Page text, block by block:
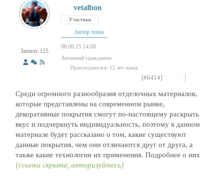
Записи: 125
vetalbon
Участник
Автор темы
08.06.15 14:08
Активный гражданин
Присоединился: 12 лет назад
[#6414]
Среди огромного разнообразия отделочных материалов,
которые представлены на современном рынке,
декоративные покрытия смогут по-настоящему раскрыть
вкус и подчеркнуть индивидуальность, поэтому в данном
материале будет рассказано о том, какие существуют
данные покрытия, чем они отличаются друг от друга, а
также какие технологии их применения. Подробнее о них
[ссылка скрыта, авторизуйтесь]